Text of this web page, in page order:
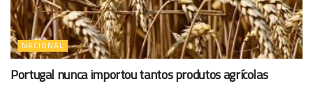
NACIONAL
Portugal nunca importou tantos produtos agrícolas